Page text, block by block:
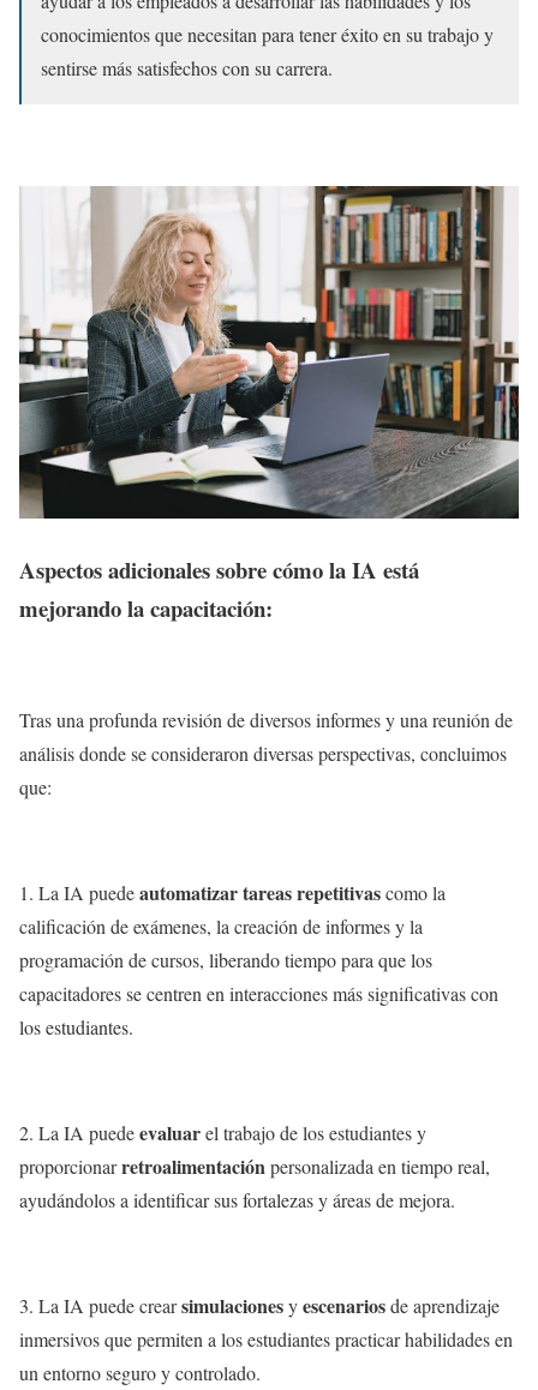
conocimientos que necesitan para tener éxito en su trabajo y
sentirse más satisfechos con su carrera.
Aspectos adicionales sobre cómo la IA está
mejorando la capacitación:
Tras una profunda revisión de diversos informes y una reunión de
análisis donde se consideraron diversas perspectivas, concluimos
que:
1. La IA puedeautomatizar tareas repetitivascomo la
calificación de exámenes, la creación de informes y la
programación de cursos, liberando tiempo para que los
capacitadores se centren en interacciones más significativas con
los estudiantes.
2. La IA puedeevaluarel trabajo de los estudiantes y
proporcionarretroalimentaciónpersonalizada en tiempo real,
ayudándolos a identificar sus fortalezas y áreas de mejora.
3. La IA puede crearsimulacionesyescenariosde aprendizaje
inmersivos que permiten a los estudiantes practicar habilidades en
un entorno seguro y controlado.